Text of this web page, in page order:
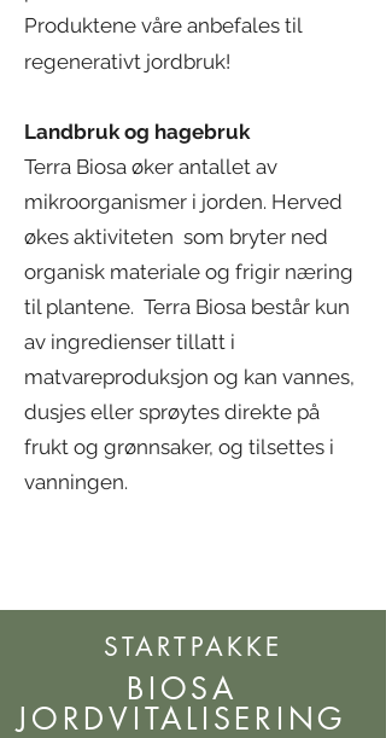
Produktene våre anbefales til
regenerativt jordbruk!
Landbruk og hagebruk
Terra Biosa øker antallet av
mikroorganismer i jorden. Herved
økes aktiviteten som bryter ned
organisk materiale og frigir næring
til plantene. Terra Biosa består kun
av ingredienser tillatt i
matvareproduksjon og kan vannes,
dusjes eller sprøytes direkte på
frukt og grønnsaker, og tilsettes i
vanningen.
STARTPAKKE
BIOSA
JORDVITALISERING